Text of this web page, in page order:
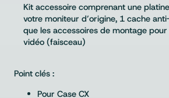
Kit accessoire comprenant une
votre moniteur d’origine, 1 cache
que les accessoires de montage
vidéo (faisceau)
Point clés :
Pour Case CX